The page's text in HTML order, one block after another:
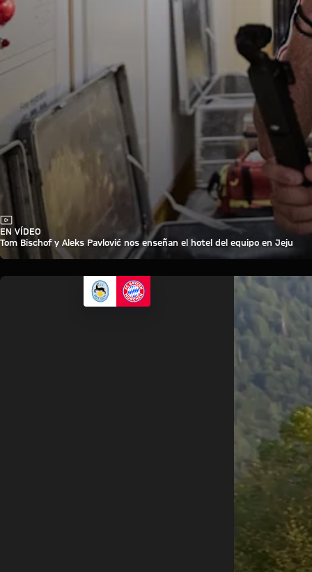
Vídeo
EN VÍDEO
Tom Bischof y Aleks Pavlović nos enseñan el hotel del equipo en Jeju